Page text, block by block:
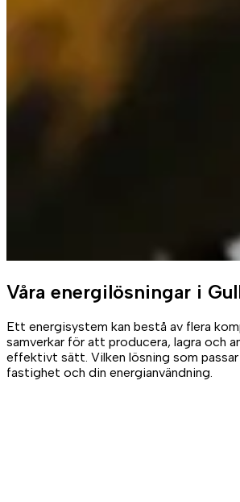
Våra energilösningar i
Ett energisystem kan bestå av flera
samverkar för att producera, lagra och
effektivt sätt. Vilken lösning som passar
fastighet och din energianvändning.